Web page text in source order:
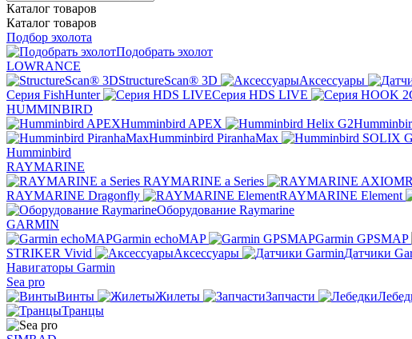
Каталог товаров
Каталог товаров
Подбор эхолота
Подобрать эхолот
LOWRANCE
StructureScan® 3D
Аксессуары
Серия FishHunter
Серия HDS LIVE
HUMMINBIRD
Humminbird APEX
Humminbird PiranhaMax
Humminbird
RAYMARINE
RAYMARINE a Series
RAYMARINE Dragonfly
RAYMARINE Element
Оборудование Raymarine
GARMIN
Garmin echoMAP
Garmin GPSMAP
STRIKER Vivid
Аксессуары Датчики
Навигаторы Garmin
Sea pro
Винты
Жилеты Запчасти
Транцы